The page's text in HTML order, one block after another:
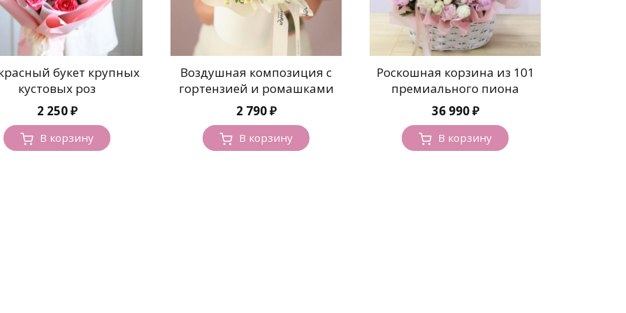
букет крупных
кустовых роз
2 250₽
В корзину
Воздушная композиция с
гортензией и ромашками
2 790₽
В корзину
Роскошная корзина из 101
премиального пиона
36 990₽
В корзину